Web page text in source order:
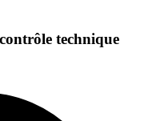
technique